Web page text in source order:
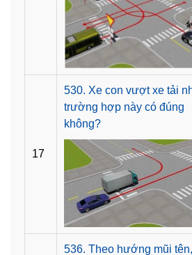
17
530. Xe con vượt xe tải
trường hợp này có đúng
không?
536. Theo hướng mũi